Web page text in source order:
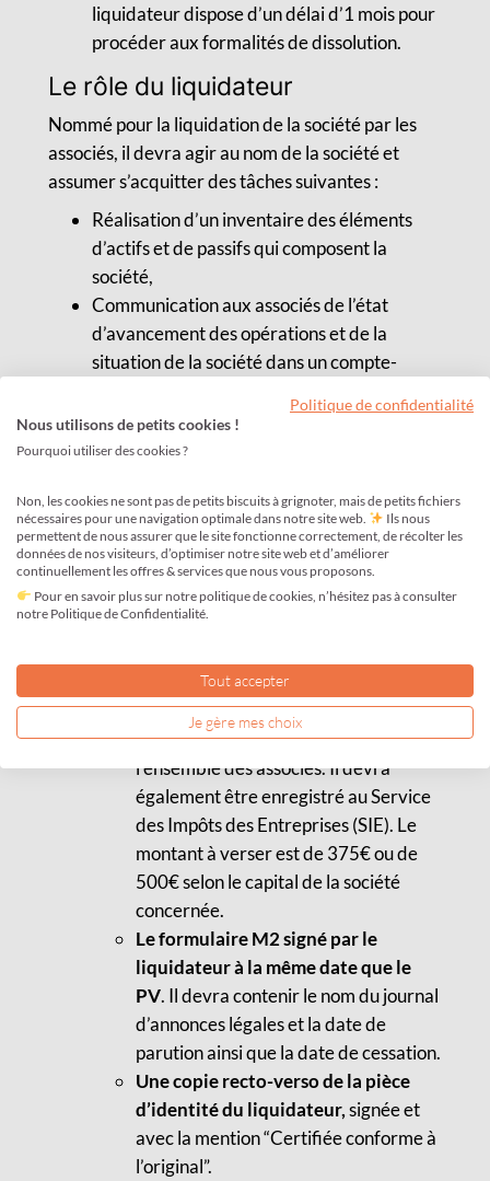
liquidateur dispose d’un délai d’1 mois pour
procéder aux formalités de dissolution.
Le rôle du liquidateur
Nommé pour la liquidation de la société par les
associés, il devra agir au nom de la société et
assumer s’acquitter des tâches suivantes :
Réalisation d’un inventaire des éléments
d’actifs et de passifs qui composent la
société,
Communication aux associés de l’état
d’avancement des opérations et de la
situation de la société dans un compte-
convocation de l’Assemblée Générale
Annuelle, etc.
contrats à poursuivre,
Établissement d’un plan de paiement des
créanciers de l’entreprise.
Etape 1 : La dissolution
pour le dossier de dissolution de votre société :
L’exemplaire original du Procès
Verbal de liquidation, signé par
l’ensemble des associés. Il devra
également être enregistré au Service
des Impôts des Entreprises (SIE). Le
montant à verser est de 375€ ou de
500€ selon le capital de la société
concernée.
Le formulaire M2 signé par le
liquidateur à la même date que le
PV. Il devra contenir le nom du journal
d’annonces légales et la date de
parution ainsi que la date de cessation.
Une copie recto-verso de la pièce
d’identité du liquidateur,signée et
avec la mention “Certifiée conforme à
l’original”.
Politique de confidentialité
Nous utilisons de petits cookies !
Pourquoi utiliser des cookies ?
Non, les cookies ne sont pas de petits biscuits à grignoter, mais de petits fichiers
nécessaires pour une navigation optimale dans notre site web.
Ils nous
permettent de nous assurer que le site fonctionne correctement, de récolter les
données de nos visiteurs, d’optimiser notre site web et d’améliorer
continuellement les offres & services que nous vous proposons.
Pour en savoir plus sur notre politique de cookies, n’hésitez pas à consulter
notre Politique de Confidentialité.
Tout accepter
Je gère mes choix